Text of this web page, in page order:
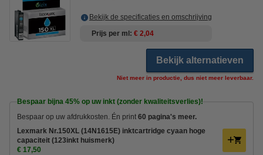
Bekijk de specificaties en omschrijving
Prijs per ml
€ 2,04
Bekijk alternatieven
Niet meer in productie, dus niet meer leverbaar.
Bespaar bijna 45% op uw inkt (zonder kwaliteitsverlies)!
Bespaar op uw afdrukkosten. Én print 60 pagina's meer.
Lexmark Nr.150XL (14N1615E) inktcartridge cyaan hoge
capaciteit (123inkt huismerk)
€ 17,50